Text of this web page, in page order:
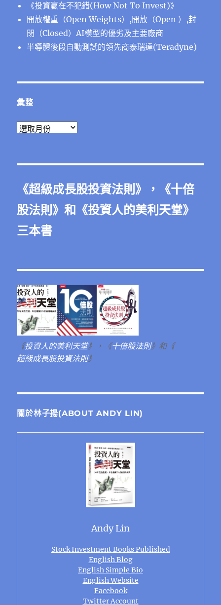
《投資贏在不犯錯(How Not To Invest)》
開放權重（Open Weights）,開放（Open ）,封
閉（Closed）AI模型的優劣及主要廠商
半導體後段⾃動測試的領先商泰瑞達(Teradyne)
彙整
彙
《超級成長股投資法則》，《十倍
股法則》和《投資人的美利天堂》
三本書
《投資人的美利天堂》，《十倍股法則》和《
超級成長股投資法則》
關於林子揚(ABOUT ANDY LIN)
Andy Lin
Stock Investment Books Published
English Blog
English Simple Bio
English Website
Facebook
Twitter Account